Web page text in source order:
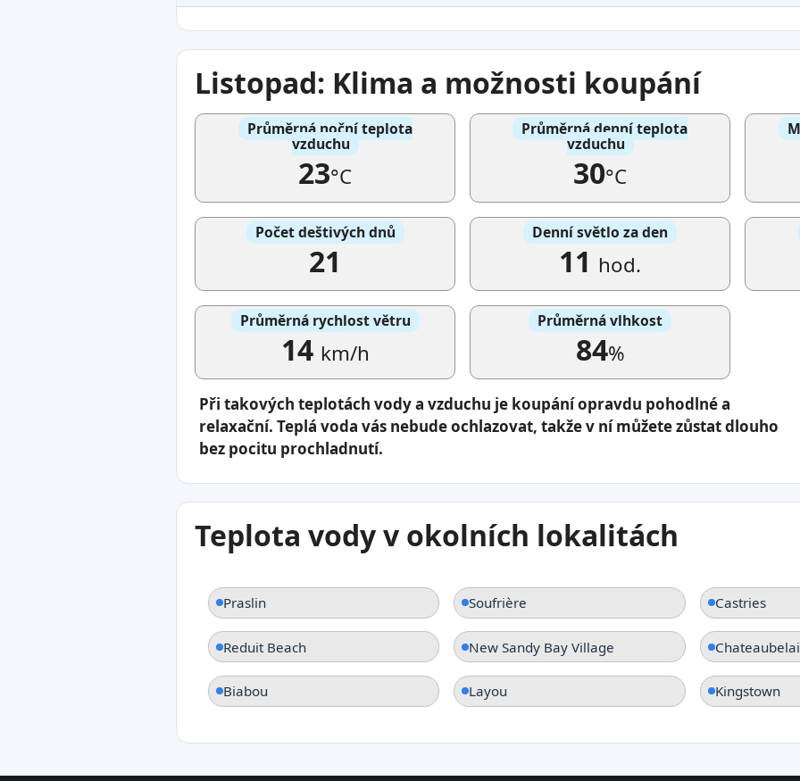
Listopad: Klima a možnosti koupání
Průměrná noční teplota
vzduchu
23°C
Průměrná denní teplota
vzduchu
30°C
Počet deštivých dnů
21
Denní světlo za den
11 hod.
Průměrná rychlost větru
14 km/h
Průměrná vlhkost
84%
Při takových teplotách vody a vzduchu je koupání opravdu pohodlné a
relaxační. Teplá voda vás nebude ochlazovat, takže v ní můžete zůstat dlouho
bez pocitu prochladnutí.
Teplota vody v okolních lokalitách
Praslin Soufrière Castries
Reduit Beach New Sandy Bay Village
Biabou Layou Kingstown